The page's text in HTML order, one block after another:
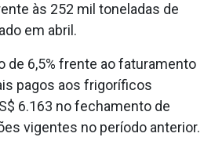
às 252 mil toneladas de
em abril.
de 6,5% frente ao faturamento
pagos aos frigoríficos
6.163 no fechamento de
vigentes no período anterior.